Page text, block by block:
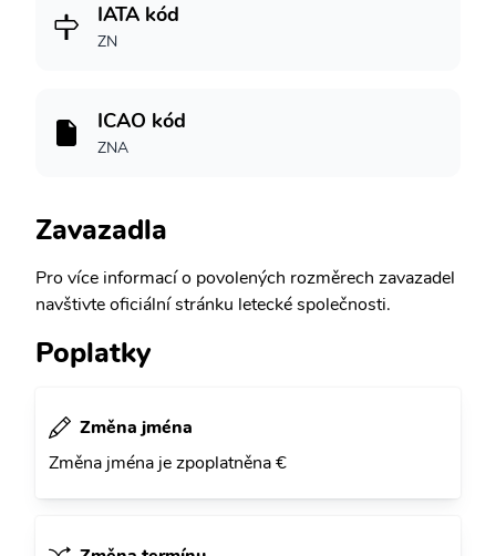
IATA kód
ZN
ICAO kód
ZNA
Zavazadla
Pro více informací o povolených rozměrech zavazadel
navštivte oficiální stránku letecké společnosti.
Poplatky
Změna jména
Změna jména je zpoplatněna €